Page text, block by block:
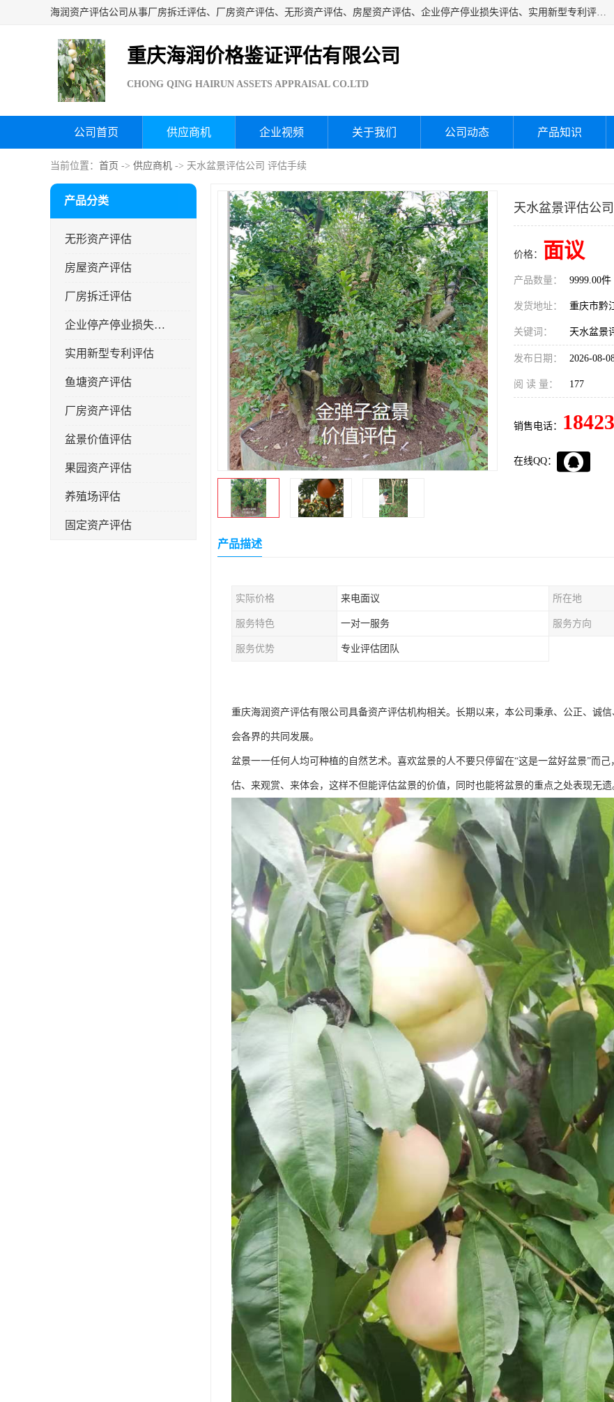
海润资产评估公司从事厂房拆迁评估、厂房资产评估、无形资产评估、房屋资产评估、企业停产停业损失评估、实用新型专利评估、果园资产评估、盆景价值评估、鱼塘资产评估等资产评估；从成立至今我司已经服务了全国几千家公司企业和事业单位，我们有着丰富的房屋、厂房、园林、企业拆迁等评估经验。
重庆海润价格鉴证评估有限公司
CHONG QING HAIRUN ASSETS APPRAISAL CO.LTD
公司首页 供应商机 企业视频 关于我们 公司动态 产品知识
当前位置： 首页 -> 供应商机 -> 天水盆景评估公司 评估手续
产品分类
无形资产评估
房屋资产评估
厂房拆迁评估
企业停产停业损失评估
实用新型专利评估
鱼塘资产评估
厂房资产评估
盆景价值评估
果园资产评估
养殖场评估
固定资产评估
天水盆景评估公
价格： 面议
产品数量： 9999.00件
发货地址： 重庆市黔
关键词： 天水盆景
发布日期： 2026-08-
阅 读 量： 177
销售电话：
在线QQ：
产品描述
实际价格 来电面议 所在地
服务特色 一对一服务 服务方向
服务优势 专业评估团队
重庆海润资产评估有限公司具备资产评估机构相关。长期以来，本公司秉承、公正、诚
会各界的共同发展。
盆景一一任何人均可种植的自然艺术。喜欢盆景的人不要只停留在“这是一盆好盆景”而
估、来观赏、来体会，这样不但能评估盆景的价值，同时也能将盆景的重点之处表现无遗